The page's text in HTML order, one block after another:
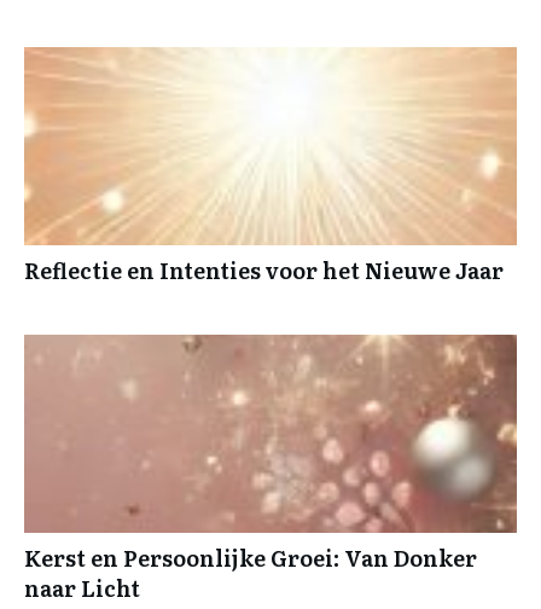
Reflectie en Intenties voor het Nieuwe Jaar
Kerst en Persoonlijke Groei: Van Donker
naar Licht